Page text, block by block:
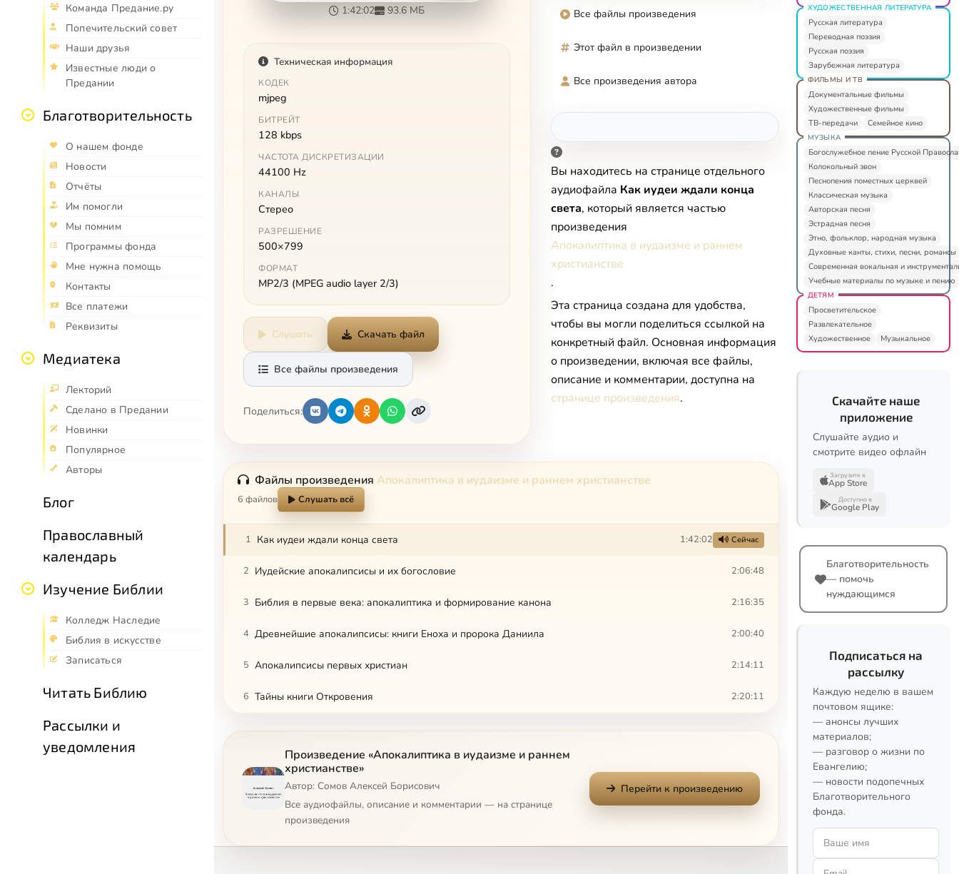
Команда Предание.ру
Попечительский совет
Наши друзья
Известные люди о
Предании
Благотворительность
О нашем фонде
Новости
Отчёты
Им помогли
Мы помним
Программы фонда
Мне нужна помощь
Контакты
Все платежи
Реквизиты
Медиатека
Лекторий
Сделано в Предании
Новинки
Популярное
Авторы
Блог
Православный
календарь
Изучение Библии
Колледж Наследие
Библия в искусстве
Записаться
Читать Библию
Рассылки и
уведомления
1:42:02 93.6 МБ
Техническая информация
КОДЕК
mjpeg
БИТРЕЙТ
128 kbps
ЧАСТОТА ДИСКРЕТИЗАЦИИ
44100 Hz
КАНАЛЫ
Стерео
РАЗРЕШЕНИЕ
500×799
ФОРМАТ
MP2/3 (MPEG audio layer 2/3)
Слушать Скачать файл
Все файлы произведения
Поделиться:
Все файлы произведения
Этот файл в произведении
Все произведения автора
Вы находитесь на странице отдельного
аудиофайла Как иудеи ждали конца
света, который является частью
произведения
Апокалиптика в иудаизме и раннем
христианстве
.
Эта страница создана для удобства,
чтобы вы могли поделиться ссылкой на
конкретный файл. Основная информация
о произведении, включая все файлы,
описание и комментарии, доступна на
странице произведения.
Файлы произведения Апокалиптика в иудаизме и раннем христианстве
6 файлов Слушать всё
1 Как иудеи ждали конца света 1:42:02 Сейчас
2 Иудейские апокалипсисы и их богословие 2:06:48
3 Библия в первые века: апокалиптика и формирование канона 2:16:35
4 Древнейшие апокалипсисы: книги Еноха и пророка Даниила 2:00:40
5 Апокалипсисы первых христиан 2:14:11
6 Тайны книги Откровения 2:20:11
Произведение «Апокалиптика в иудаизме и раннем
христианстве»
Автор: Сомов Алексей Борисович
Все аудиофайлы, описание и комментарии — на странице
произведения
Перейти к произведению
ХУДОЖЕСТВЕННАЯ ЛИТЕРАТУРА
Русская литература
Переводная поэзия
Русская поэзия
Зарубежная литература
ФИЛЬМЫ И ТВ
Документальные фильмы
Художественные фильмы
ТВ-передачи
Семейное кино
МУЗЫКА
Богослужебное пение Русской
Колокольный звон
Песнопения поместных церквей
Классическая музыка
Авторская песня
Эстрадная песня
Этно, фольклор, народная музыка
Духовные канты, стихи, песни, романсы
Современная вокальная и
Учебные материалы по музыке и пению
ДЕТЯМ
Просветительское
Развлекательное
Художественное
Музыкальное
Скачайте наше
приложение
Слушайте аудио и
смотрите видео офлайн
Загрузите в
App Store
Доступно в
Google Play
Благотворительность
— помочь
нуждающимся
Подписаться на
рассылку
Каждую неделю в вашем
почтовом ящике:
— анонсы лучших
материалов;
— разговор о жизни по
Евангелию;
— новости подопечных
Благотворительного
фонда.